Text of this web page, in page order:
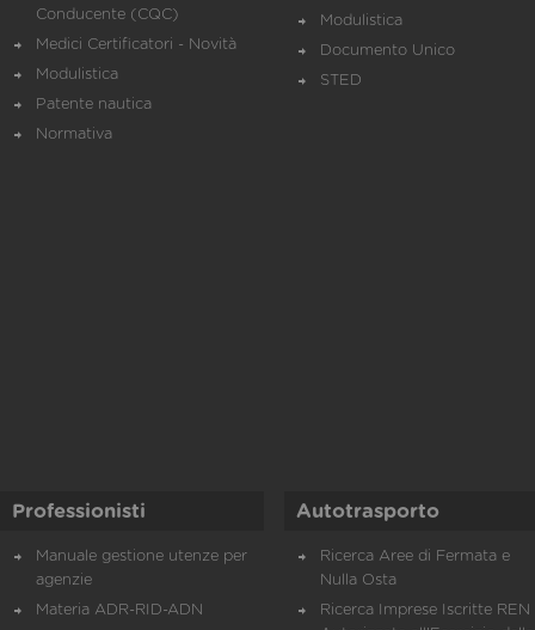
Conducente (CQC)
Medici Certificatori - Novità
Modulistica
Patente nautica
Normativa
Modulistica
Documento Unico
STED
Professionisti
Manuale gestione utenze per
agenzie
Materia ADR-RID-ADN
Autotrasporto
Ricerca Aree di Fermata e
Nulla Osta
Ricerca Imprese Iscritte REN